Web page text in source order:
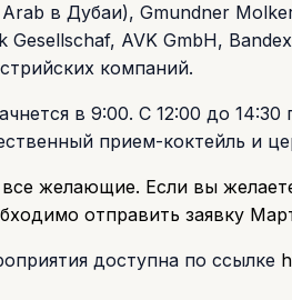
в Дубаи), Gmundner
Gesellschaf, AVK GmbH,
компаний.
в 9:00. С 12:00 до
прием-коктейль и
желающие. Если вы
отправить заявку
доступна по ссылке